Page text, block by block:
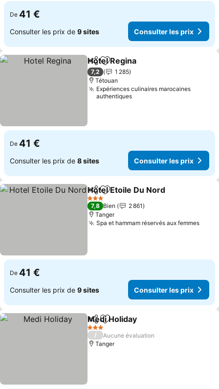
De 41 €
Consulter les prix de 9 sites Consulter les prix
PartagerAjouter à mes favoris
Hotel Regina
7,2
1 285
Tétouan
Expériences culinaires marocaines
authentiques
De 41 €
Consulter les prix de 8 sites Consulter les prix
PartagerAjouter à mes favoris
Hotel Etoile Du Nord
3 Étoiles
7,8 Bien
2 861
Tanger
Spa et hammam réservés aux femmes
De 41 €
Consulter les prix de 9 sites Consulter les prix
PartagerAjouter à mes favoris
Medi Holiday
3 Étoiles
/
Aucune évaluation
Tanger